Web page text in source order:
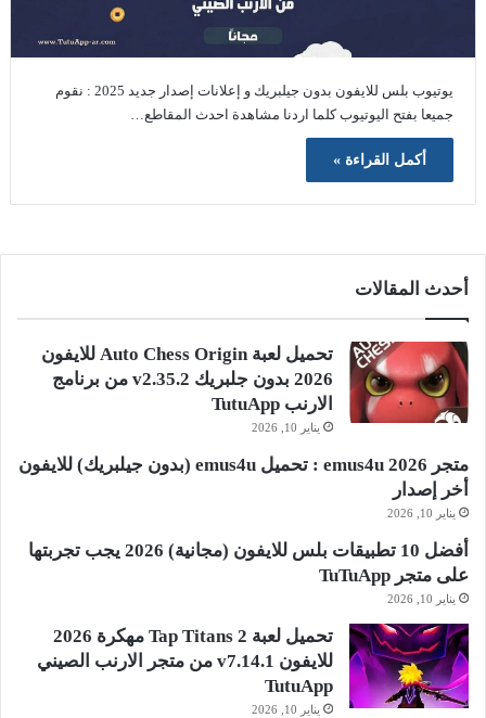
يوتيوب بلس للايفون بدون جيلبريك و إعلانات إصدار جديد 2025 : نقوم
جميعا بفتح اليوتيوب كلما اردنا مشاهدة احدث المقاطع…
أكمل القراءة »
أحدث المقالات
تحميل لعبة Auto Chess Origin للايفون
2026 بدون جلبريك v2.35.2 من برنامج
الارنب TutuApp
يناير 10, 2026
متجر emus4u 2026 : تحميل emus4u (بدون جيلبريك) للايفون
أخر إصدار
يناير 10, 2026
أفضل 10 تطبيقات بلس للايفون (مجانية) 2026 يجب تجربتها
على متجر TuTuApp
يناير 10, 2026
تحميل لعبة Tap Titans 2 مهكرة 2026
للايفون v7.14.1 من متجر الارنب الصيني
TutuApp
يناير 10, 2026